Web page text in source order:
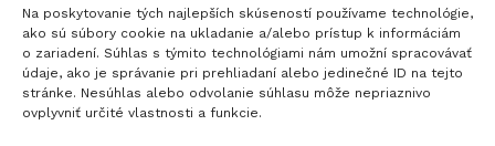
Na poskytovanie tých najlepších skúseností používame technológie,
ako sú súbory cookie na ukladanie a/alebo prístup k informáciám
o zariadení. Súhlas s týmito technológiami nám umožní spracovávať
údaje, ako je správanie pri prehliadaní alebo jedinečné ID na tejto
stránke. Nesúhlas alebo odvolanie súhlasu môže nepriaznivo
ovplyvniť určité vlastnosti a funkcie.
Považská Teplá 602
017 05 Považská Bystrica 5
tel.: +421 903 232 273
email: loptos@loptos.sk